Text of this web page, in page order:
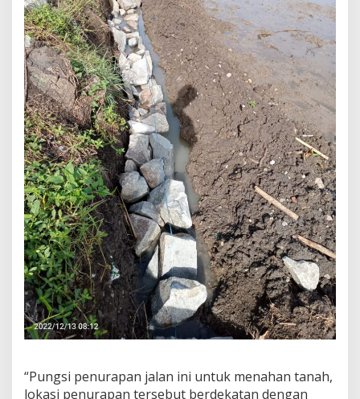
“Pungsi penurapan jalan ini untuk menahan tanah,
lokasi penurapan tersebut berdekatan dengan